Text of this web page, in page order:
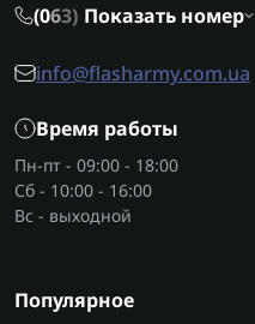
выдерживают высокие
агрессивные факторы
обеспечивают
износостойкость.
и собрать
материал удобным для
систем. А поскольку
станции— легкие,
(063) Показать номер
info@flasharmy.com.ua
Время работы
Пн-пт - 09:00 - 18:00
Сб - 10:00 - 16:00
Вс - выходной
Популярное